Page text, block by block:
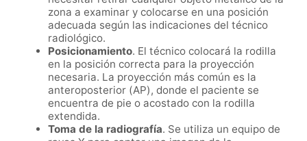
zona a examinar y colocarse en una posición
adecuada según las indicaciones del técnico
radiológico.
Posicionamiento. El técnico colocará la rodilla
en la posición correcta para la proyección
necesaria. La proyección más común es la
anteroposterior (AP), donde el paciente se
encuentra de pie o acostado con la rodilla
extendida.
Toma de la radiografía. Se utiliza un equipo de